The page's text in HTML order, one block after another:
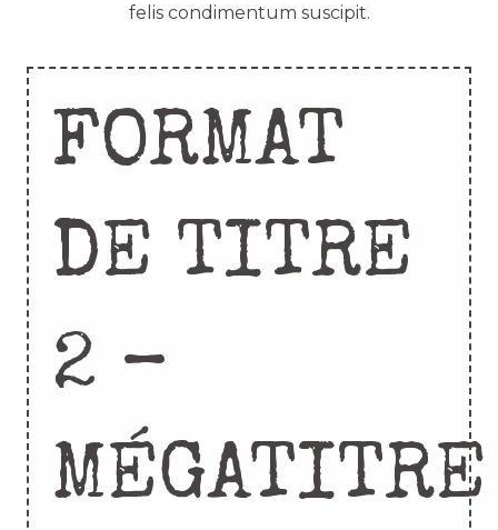
felis condimentum suscipit.
FORMAT
DE TITRE
2 –
MÉGATITRE